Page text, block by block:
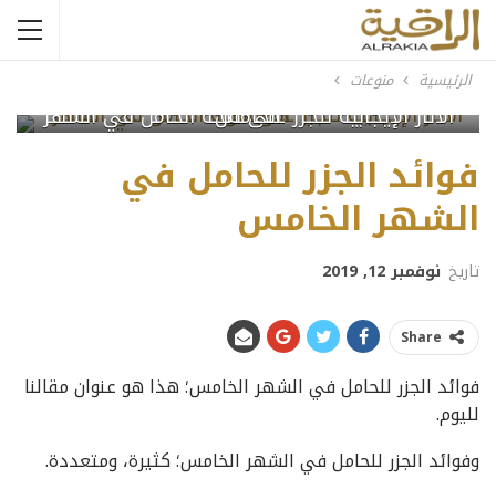
الرئيسية منوعات
الآثار الإيجابية للجزر على صحة الحامل في الشهر الخامس
فوائد الجزر للحامل في
الشهر الخامس
تاريخ نوفمبر 12, 2019
Share
فوائد الجزر للحامل في الشهر الخامس؛ هذا هو عنوان مقالنا
لليوم.
وفوائد الجزر للحامل في الشهر الخامس؛ كثيرة، ومتعددة.